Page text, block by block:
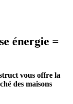
énergie =
vous offre la
des maisons